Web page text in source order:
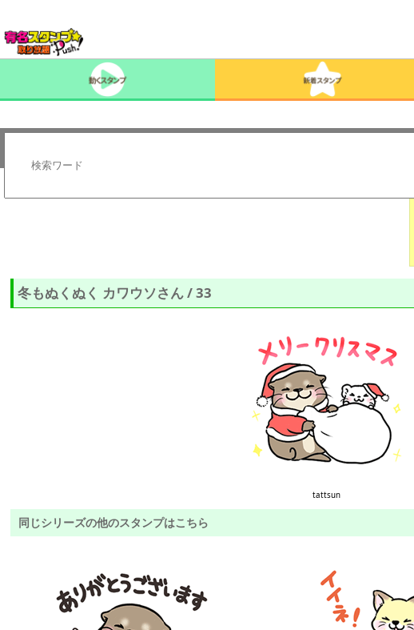
冬もぬくぬく カワウソさん / 33
tattsun
同じシリーズの他のスタンプはこちら